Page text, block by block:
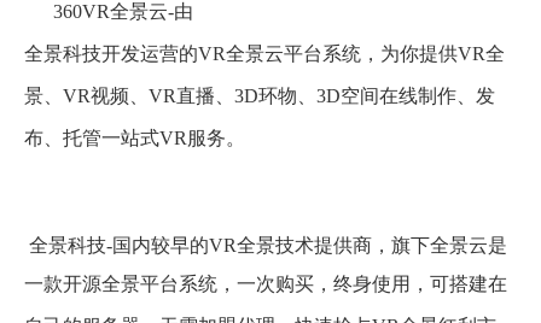
360VR全景云-由
全景科技开发运营的VR全景云平台系统， 为你提供VR全
景、VR视频、VR直播、3D环物、3D空间在线制作、发
布、托管一站式VR服务。
全景科技-国内较早的VR全景技术提供商，旗下全景云是
一款开源全景平台系统，一次购买，终身使用，可搭建在